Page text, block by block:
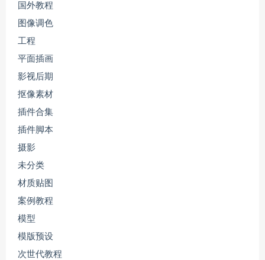
国外教程
图像调色
工程
平面插画
影视后期
抠像素材
插件合集
插件脚本
摄影
未分类
材质贴图
案例教程
模型
模版预设
次世代教程